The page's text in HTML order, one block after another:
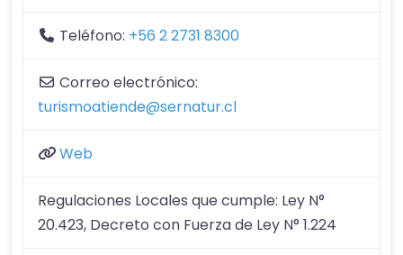
Teléfono: +56 2 2731 8300
Correo electrónico:
turismoatiende@sernatur.cl
Web
Regulaciones Locales que cumple: Ley N°
20.423, Decreto con Fuerza de Ley N° 1.224